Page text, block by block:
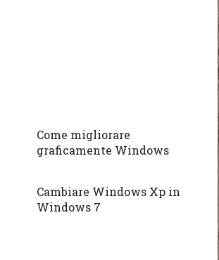
Come migliorare
graficamente Windows
Cambiare Windows Xp in
Windows 7